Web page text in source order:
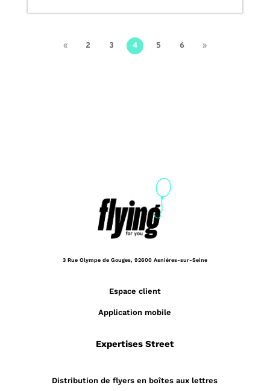
« 2 3 4 5 6 »
3 Rue Olympe de Gouges, 92600 Asnières-sur-Seine
Espace client
Application mobile
Expertises Street
Distribution de flyers en boîtes aux lettres